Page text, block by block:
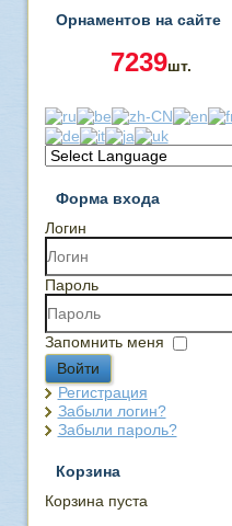
Орнаментов на сайте
7239шт.
Форма входа
Логин
Пароль
Запомнить меня
Войти
Регистрация
Забыли логин?
Забыли пароль?
Корзина
Корзина пуста